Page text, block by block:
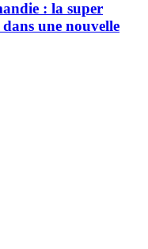
: la super
une nouvelle